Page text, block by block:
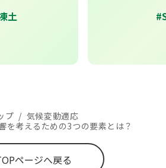
土
プ / 気候変動適応
を考えるための3つの要素とは？
ページへ戻る